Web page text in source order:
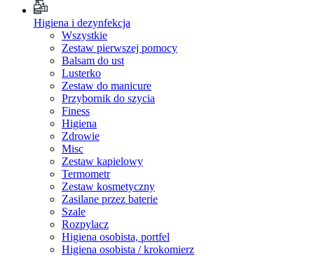
Higiena i dezynfekcja
Wszystkie
Zestaw pierwszej pomocy
Balsam do ust
Lusterko
Zestaw do manicure
Przybornik do szycia
Finess
Higiena
Zdrowie
Misc
Zestaw kapielowy
Termometr
Zestaw kosmetyczny
Zasilane przez baterie
Szale
Rozpylacz
Higiena osobista, portfel
Higiena osobista / krokomierz